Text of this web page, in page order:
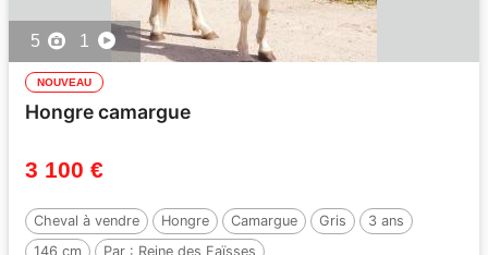
5 1
NOUVEAU
Hongre camargue
3 100 €
Cheval à vendre Hongre Camargue Gris
3 ans
146 cm
Par : Reine des Faïsses